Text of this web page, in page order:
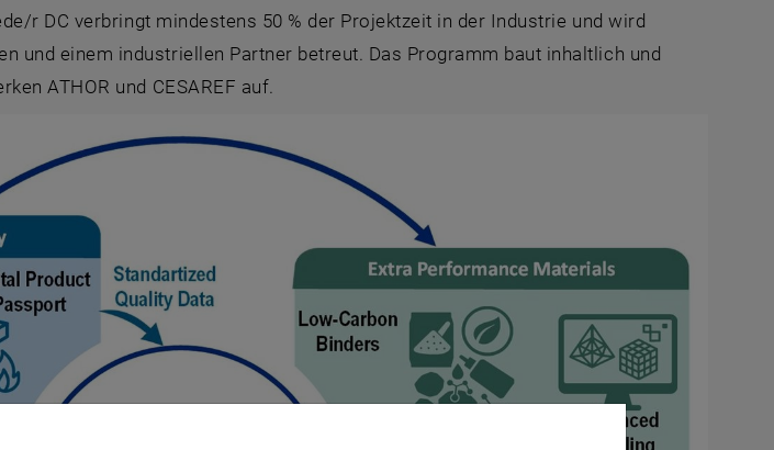
r DC verbringt mindestens 50 % der Projektzeit in der Industrie und wird
und einem industriellen Partner betreut. Das Programm baut inhaltlich und
ATHOR und CESAREF auf.